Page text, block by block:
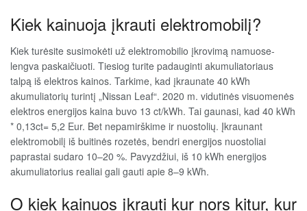
Kiek kainuoja įkrauti elektromobilį?
Kiek turėsite susimokėti už elektromobilio įkrovimą namuose-
lengva paskaičiuoti. Tiesiog turite padauginti akumuliatoriaus
talpą iš elektros kainos. Tarkime, kad įkraunate 40 kWh
akumuliatorių turintį „Nissan Leaf“. 2020 m. vidutinės visuomenės
elektros energijos kaina buvo 13 ct/kWh. Tai gaunasi, kad 40 kWh
* 0,13ct= 5,2 Eur. Bet nepamirškime ir nuostolių. Įkraunant
elektromobilį iš buitinės rozetės, bendri energijos nuostoliai
paprastai sudaro 10–20 %. Pavyzdžiui, iš 10 kWh energijos
akumuliatorius realiai gali gauti apie 8–9 kWh.
O kiek kainuos įkrauti kur nors kitur, kur